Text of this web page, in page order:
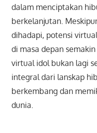
dalam menciptakan
berkelanjutan.
dihadapi, potensi
di masa depan
virtual idol bukan lagi
integral dari lanskap
berkembang dan
dunia.